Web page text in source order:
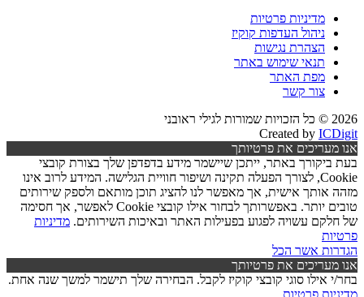
מדיניות פרטיות
ניהול העדפות קוקיז
הצהרת נגישות
תנאי שימוש באתר
מפת האתר
צור קשר
2026 © כל הזכויות שמורות לגילי ראובני
Created by ICDigit
אנו מעריכים את פרטיותך
בעת ביקורך באתר, ייתכן שיישמר מידע בדפדפן שלך בצורת קובצי
Cookie, לצורך הפעלה תקינה ושיפור חוויית הגלישה. המידע לרוב אינו
מזהה אותך אישית, אך מאפשר לנו להציג תוכן מותאם ולספק שירותים
טובים יותר. באפשרותך לבחור אילו קובצי Cookie לאפשר, אך חסימה
של חלקם עשויה לפגוע בפעילות האתר ובאיכות השירותים. מדיניות
פרטיות
הגדרות אשר הכל
אנו מעריכים את פרטיותך
בחר/י אילו סוגי קובצי קוקיז לקבל. הבחירה שלך תישמר למשך שנה אחת.